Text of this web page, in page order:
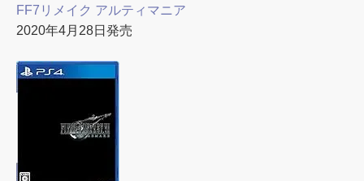
FF7リメイク アルティマニア
2020年4月28日発売